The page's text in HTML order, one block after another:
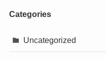
Categories
Uncategorized